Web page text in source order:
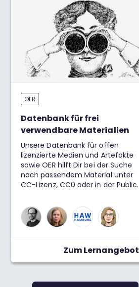
OER
Datenbank für frei
verwendbare Materialien
Unsere Datenbank für offen
lizenzierte Medien und Artefakte
sowie OER hilft Dir bei der Suche
nach passendem Material unter
CC-Lizenz, CC0 oder in der Public
findest Du geeignete Websites,
Portale, OER-Verzeichnisse sowie
Suchmaschinen. Die Datenbank-
Zum Lernangebot